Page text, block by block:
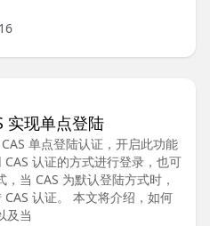
实现单点登陆
单点登陆认证，开启此功能
认证的方式进行登录，也可
当 CAS 为默认登陆方式时，
认证。 本文将介绍，如何
及当